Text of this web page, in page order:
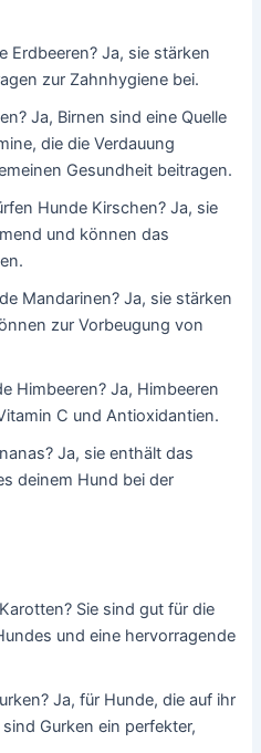
Erdbeeren? Ja, sie stärken
zur Zahnhygiene bei.
Ja, Birnen sind eine Quelle
die die Verdauung
Gesundheit beitragen.
Hunde Kirschen? Ja, sie
und können das
Mandarinen? Ja, sie stärken
zur Vorbeugung von
Himbeeren? Ja, Himbeeren
C und Antioxidantien.
Ja, sie enthält das
deinem Hund bei der
Sie sind gut für die
und eine hervorragende
Ja, für Hunde, die auf ihr
Gurken ein perfekter,